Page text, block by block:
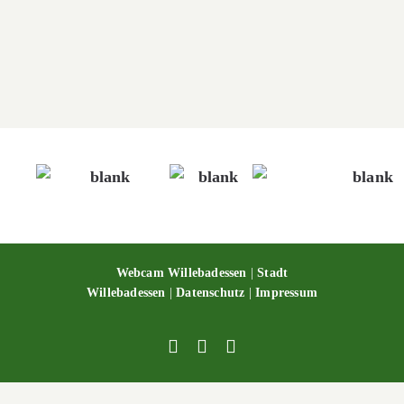
Webcam Willebadessen |Stadt
Willebadessen |Datenschutz |Impressum
Facebook